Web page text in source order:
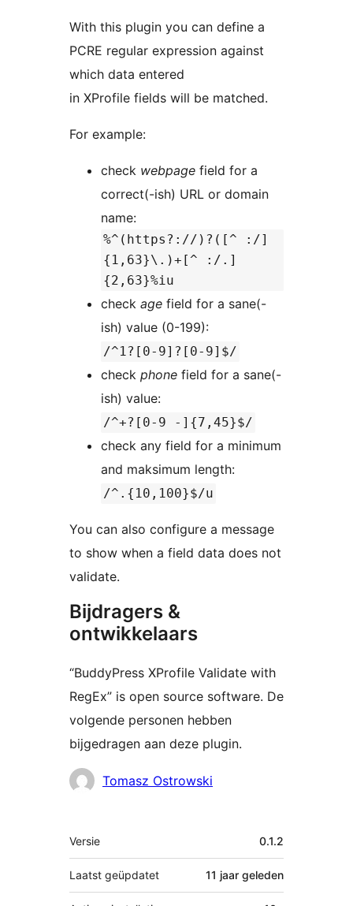
With this plugin you can define a
PCRE regular expression against
which data entered
in XProfile fields will be matched.
For example:
check webpage field for a
correct(-ish) URL or domain
name:
%^(https?://)?([^ :/]
{1,63}\.)+[^ :/.]
{2,63}%iu
check age field for a sane(-
ish) value (0-199):
/^1?[0-9]?[0-9]$/
check phone field for a sane(-
ish) value:
/^+?[0-9 -]{7,45}$/
check any field for a minimum
and maksimum length:
/^.{10,100}$/u
You can also configure a message
to show when a field data does not
validate.
Bijdragers &
ontwikkelaars
“BuddyPress XProfile Validate with
RegEx” is open source software. De
volgende personen hebben
bijgedragen aan deze plugin.
BijdragersTomasz Ostrowski
Meta
Versie 0.1.2
Laatst geüpdatet 11 jaar geleden